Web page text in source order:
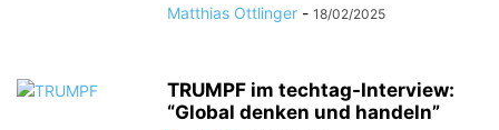
Matthias Ottlinger - 18/02/2025
TRUMPF im techtag-Interview:
“Global denken und handeln”